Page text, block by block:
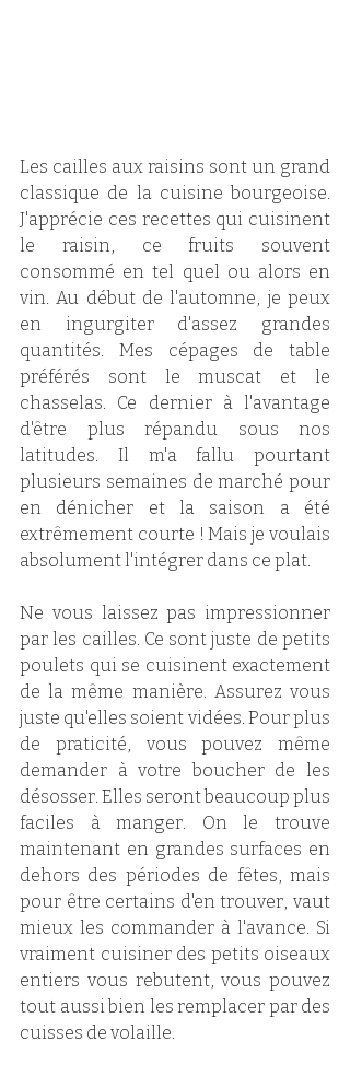
Les cailles aux raisins sont un grand
classique de la cuisine bourgeoise.
J'apprécie ces recettes qui cuisinent
le raisin, ce fruits souvent
consommé en tel quel ou alors en
vin. Au début de l'automne, je peux
en ingurgiter d'assez grandes
quantités. Mes cépages de table
préférés sont le muscat et le
chasselas. Ce dernier à l'avantage
d'être plus répandu sous nos
latitudes. Il m'a fallu pourtant
plusieurs semaines de marché pour
en dénicher et la saison a été
extrêmement courte ! Mais je voulais
absolument l'intégrer dans ce plat.
Ne vous laissez pas impressionner
par les cailles. Ce sont juste de petits
poulets qui se cuisinent exactement
de la même manière. Assurez vous
juste qu'elles soient vidées. Pour plus
de praticité, vous pouvez même
demander à votre boucher de les
désosser. Elles seront beaucoup plus
faciles à manger. On le trouve
maintenant en grandes surfaces en
dehors des périodes de fêtes, mais
pour être certains d'en trouver, vaut
mieux les commander à l'avance. Si
vraiment cuisiner des petits oiseaux
entiers vous rebutent, vous pouvez
tout aussi bien les remplacer par des
cuisses de volaille.